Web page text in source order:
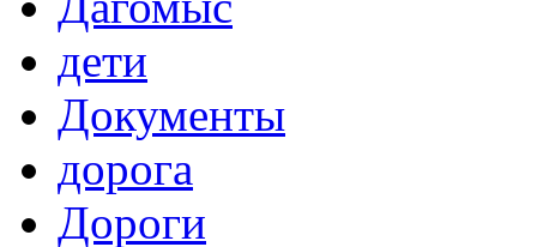
дети
Документы
дорога
Дороги